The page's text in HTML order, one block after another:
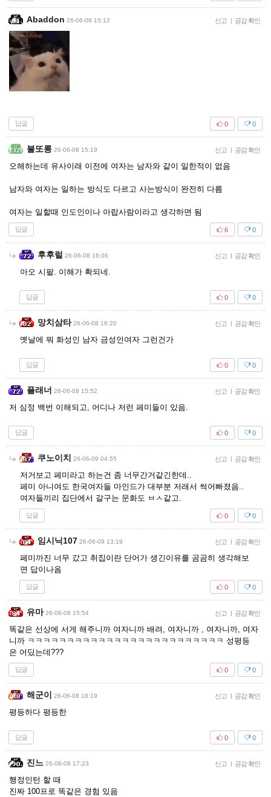
Abaddon 26-06-08 15:12 신고 공감 확인
답글 0
0
불또롱 26-06-08 15:19 신고 공감 확인
오해하는데 유사이래 이전에 여자는 남자와 같이 일한적이 없음
남자와 여자는 일하는 방식도 다르고 사는방식이 완전히 다름
여자는 일할때 인도인이나 아랍사람이라고 생각하면 됨
답글 0
6
후후럴 26-06-08 16:06 신고 공감 확인
아오 시팔. 이해가 확되네.
답글 0
0
망치삼타 26-06-08 16:20 신고 공감 확인
옛날에 뭐 화성인 남자 금성인여자 그런건가
답글 0
0
플래너 26-06-08 15:52 신고 공감 확인
저 심정 백번 이해되고, 어디나 저런 페미들이 있음.
답글 0
0
쿠노이치 26-06-09 04:55 신고 공감 확인
저거보고 페미라고 하는건 좀 너무간거같긴한데..
페미 아니여도 한국여자들 마인드가 대부분 저래서 썩어빠졌음..
여자들끼리 집단에서 갈구는 문화도 ㅂㅅ같고.
답글 0
0
임시닉107 26-06-09 13:19 신고 공감 확인
페미까진 너무 갔고 취집이란 단어가 생긴이유를 곰곰히 생각해보
면 답이나옴
답글 0
0
유마 26-06-08 15:54 신고 공감 확인
똑같은 선상에 서게 해주니까 여자니까 배려, 여자니까 , 여자니까, 여자
니까 ㅋㅋㅋㅋㅋㅋㅋㅋㅋㅋㅋㅋㅋㅋㅋㅋㅋㅋㅋㅋㅋㅋㅋㅋㅋ 성평등
은 어딨는데???
답글 0
0
해군이 26-06-08 16:19 신고 공감 확인
평등하다 평등한
답글 0
0
진느 26-06-08 17:23 신고 공감 확인
행정인턴 할 때
진짜 100프로 똑같은 경험 있음